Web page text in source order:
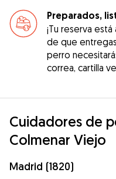
Preparados,
¡Tu reserva
de que
perro
correa, cartilla
Cuidadores de
Colmenar Viejo
Madrid (1820)